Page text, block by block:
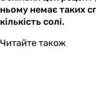
ньому немає таких
кількість солі.
Читайте також